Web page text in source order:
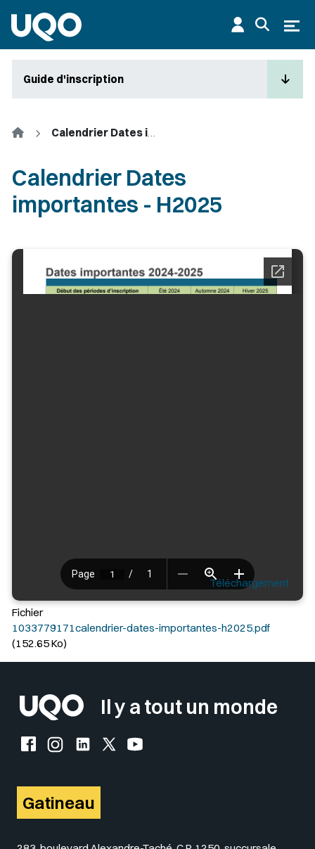
Guide d'inscription
Accueil Calendrier Dates importantes - H2025
Calendrier Dates
importantes - H2025
Téléchargement
Fichier
1033779171calendrier-dates-importantes-h2025.pdf
(152.65 Ko)
Il y a tout un monde
Facebook de l'UQO
Instagram de l'UQO
LinkedIn de l'UQO
X (Twitter) de l'UQO
YouTube de l'UQO
Gatineau